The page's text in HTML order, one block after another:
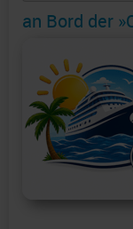
an Bord der